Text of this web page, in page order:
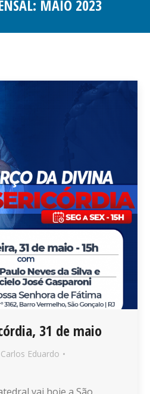
MAIO 2023
31 de maio
Carlos Eduardo